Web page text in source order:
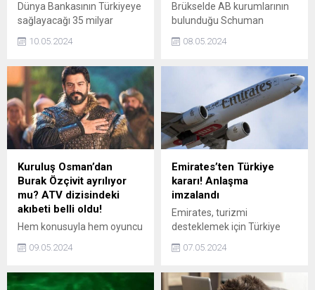
Dünya Bankasının Türkiyeye
sağlayacağı 35 milyar
İstanbul Projesi için
veren Dünya Bankası
Türkiye Ülke Direktörü
Humberto Lopez, "İşbirliği
içerisinde yer almıyor" dedi.
10.05.2024
Brükselde AB kurumlarının
bulunduğu Schuman
hukuk, AB anlaşmaları ve
için sembolik cenaze töreni
08.05.2024
Kuruluş Osman’dan
Burak Özçivit ayrılıyor
mu? ATV dizisindeki
akıbeti belli oldu!
Hem konusuyla hem oyuncu
damgasını vuran Kuruluş
akıbeti belli oldu. 2019den
09.05.2024
Emirates’ten Türkiye
kararı! Anlaşma
imzalandı
Emirates, turizmi
desteklemek için Türkiye
Geliştirme Ajansı (TGA) ile
Emiratesin Avrupa Ticari
07.05.2024